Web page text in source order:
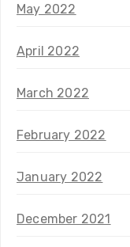
May 2022
April 2022
March 2022
February 2022
January 2022
December 2021